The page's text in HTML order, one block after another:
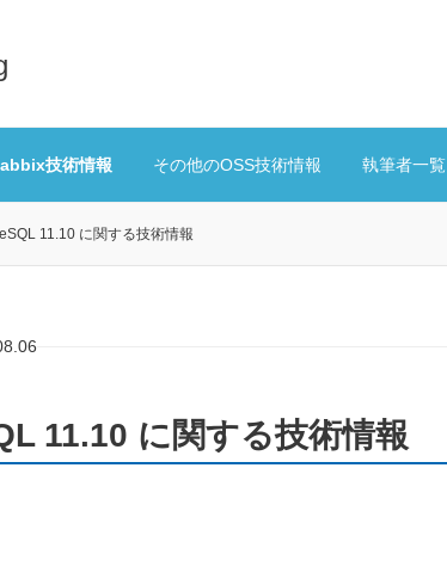
技術情報 その他のOSS技術情報 執筆者一覧
11.10 に関する技術情報
11.10 に関する技術情報